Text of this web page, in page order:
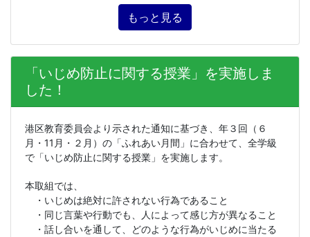
もっと見る
「いじめ防止に関する授業」を実施しま
した！
港区教育委員会より示された通知に基づき、年３回（６
月・ 11 月・２月）の「ふれあい月間」に合わせて、全学級
で「いじめ防止に関する授業」を実施します。
本取組では、
・いじめは絶対に許されない行為であること
・同じ言葉や行動でも、人によって感じ方が異なること
・話し合いを通して、どのような行為がいじめに当たる